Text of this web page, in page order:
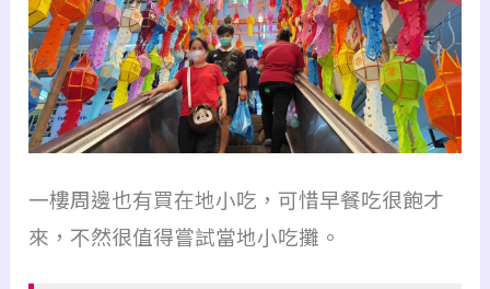
一樓周邊也有買在地小吃，可惜早餐吃很飽才
來，不然很值得嘗試當地小吃攤。